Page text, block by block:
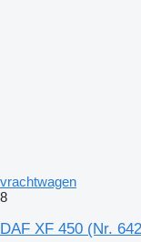
vrachtwagen
8
DAF XF 450 (Nr.